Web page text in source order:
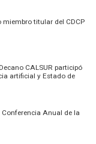
titular del CDCP
CALSUR participó
artificial y Estado de
Conferencia Anual de la